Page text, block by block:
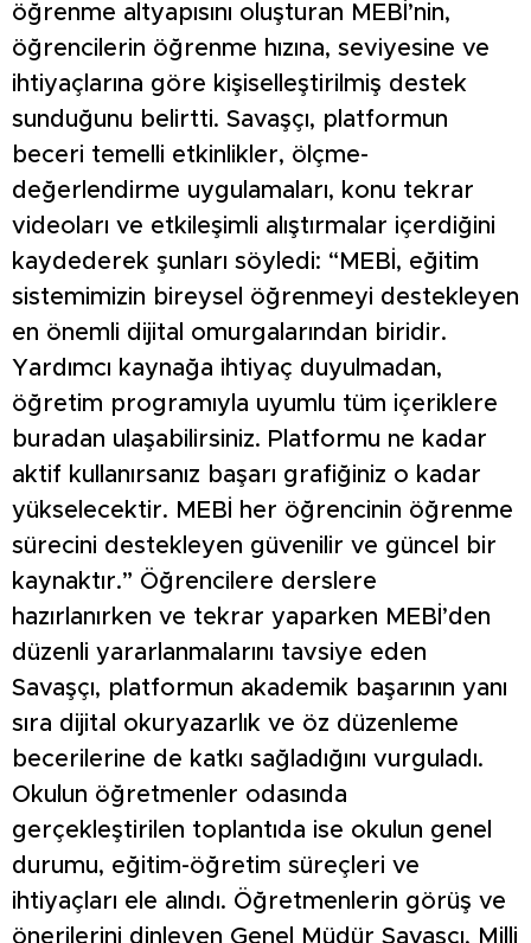
öğrenme altyapısını oluşturan MEBİ’nin,
öğrencilerin öğrenme hızına, seviyesine ve
ihtiyaçlarına göre kişiselleştirilmiş destek
sunduğunu belirtti. Savaşçı, platformun
beceri temelli etkinlikler, ölçme-
değerlendirme uygulamaları, konu tekrar
videoları ve etkileşimli alıştırmalar içerdiğini
kaydederek şunları söyledi: “MEBİ, eğitim
sistemimizin bireysel öğrenmeyi destekleyen
en önemli dijital omurgalarından biridir.
Yardımcı kaynağa ihtiyaç duyulmadan,
öğretim programıyla uyumlu tüm içeriklere
buradan ulaşabilirsiniz. Platformu ne kadar
aktif kullanırsanız başarı grafiğiniz o kadar
yükselecektir. MEBİ her öğrencinin öğrenme
sürecini destekleyen güvenilir ve güncel bir
kaynaktır.” Öğrencilere derslere
hazırlanırken ve tekrar yaparken MEBİ’den
düzenli yararlanmalarını tavsiye eden
Savaşçı, platformun akademik başarının yanı
sıra dijital okuryazarlık ve öz düzenleme
becerilerine de katkı sağladığını vurguladı.
Okulun öğretmenler odasında
gerçekleştirilen toplantıda ise okulun genel
durumu, eğitim-öğretim süreçleri ve
ihtiyaçları ele alındı. Öğretmenlerin görüş ve
önerilerini dinleyen Genel Müdür Savaşçı, Milli